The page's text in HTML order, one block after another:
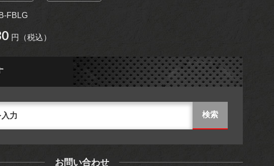
FBLG
円（税込）
お問い合わせ